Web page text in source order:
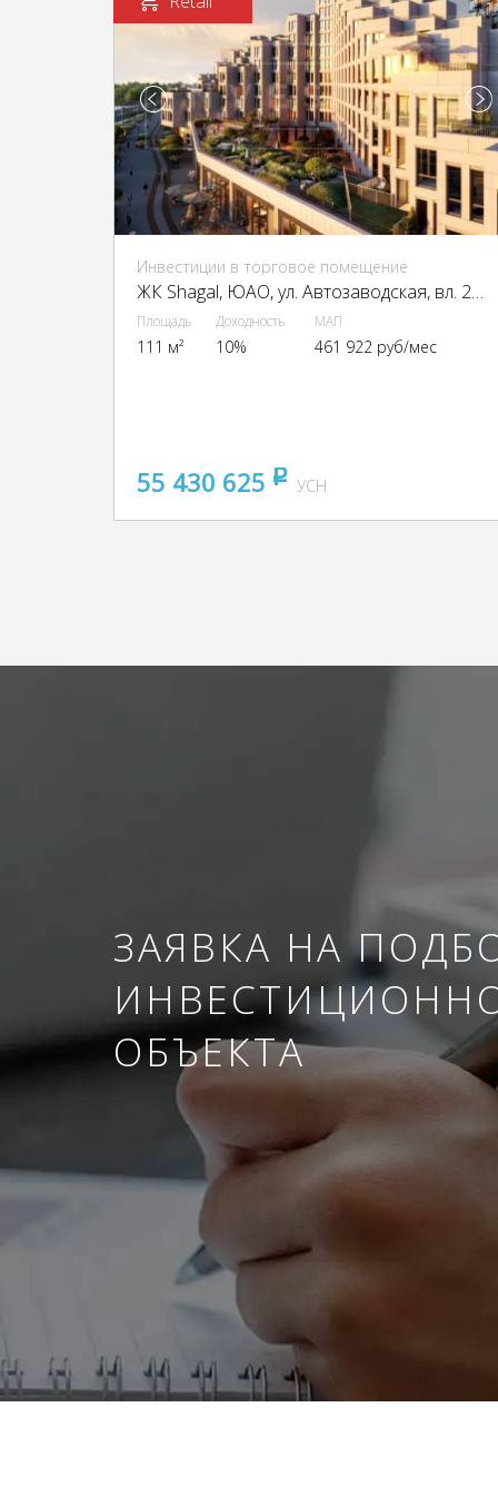
Инвестиции в торговое помещение
ЖК Shagal, ЮАО, ул. Автозаводская, вл. 23/66
Площадь
111 м²
Доходность
10%
МАП
461 922 руб/мес
55 430 625 pуб
УСН
ЗАЯВКА НА
ОБЪЕКТА